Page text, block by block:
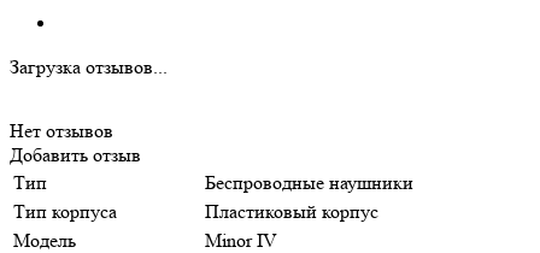
Загрузка отзывов...
Нет отзывов
Добавить отзыв
Тип
Беспроводные наушники
Тип корпуса
Пластиковый корпус
Модель
Minor IV